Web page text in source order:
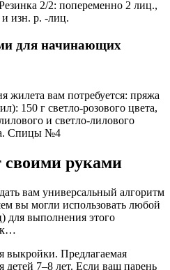
2/2: попеременно 2 лиц.,
и изн. р. -лиц.
для начинающих
жилета вам потребуется: пряжа
150 г светло-розового цвета,
и светло-лилового
Спицы №4
руками
вам универсальный алгоритм
вы могли использовать любой
для выполнения этого
выкройки. Предлагаемая
детей 7–8 лет. Если ваш парень